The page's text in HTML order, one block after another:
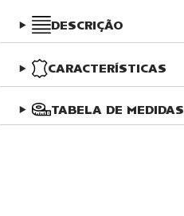
DESCRIÇÃO
CARACTERÍSTICAS
TABELA DE MEDIDAS